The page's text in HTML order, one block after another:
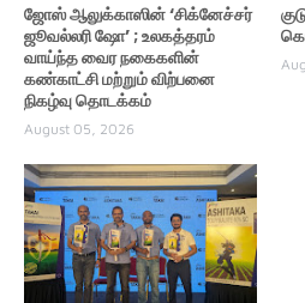
ஜோஸ் ஆலுக்காஸின் ‘சிக்னேச்சர்
ஜூவல்லரி ஷோ’ ; உலகத்தரம்
வாய்ந்த வைர நகைகளின்
கண்காட்சி மற்றும் விற்பனை
நிகழ்வு தொடக்கம்
August 05, 2026